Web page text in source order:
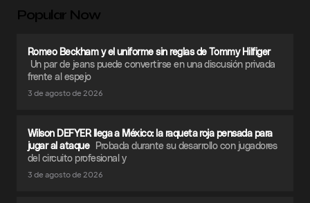
Popular Now
Romeo Beckham y el uniforme sin reglas de Tommy Hilfiger
Un par de jeans puede convertirse en una discusión privada
frente al espejo
3 de agosto de 2026
Wilson DEFYER llega a México: la raqueta roja pensada para
jugar al ataque Probada durante su desarrollo con jugadores
del circuito profesional y
3 de agosto de 2026